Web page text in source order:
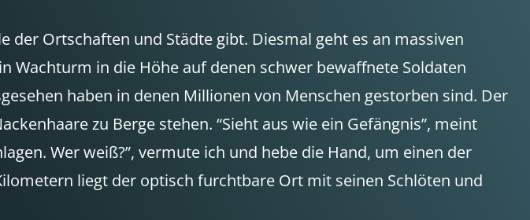
der Ortschaften und Städte gibt. Diesmal geht es an massiven
Wachturm in die Höhe auf denen schwer bewaffnete Soldaten
haben in denen Millionen von Menschen gestorben sind. Der
zu Berge stehen. “Sieht aus wie ein Gefängnis”, meint
Wer weiß?”, vermute ich und hebe die Hand, um einen der
liegt der optisch furchtbare Ort mit seinen Schlöten und